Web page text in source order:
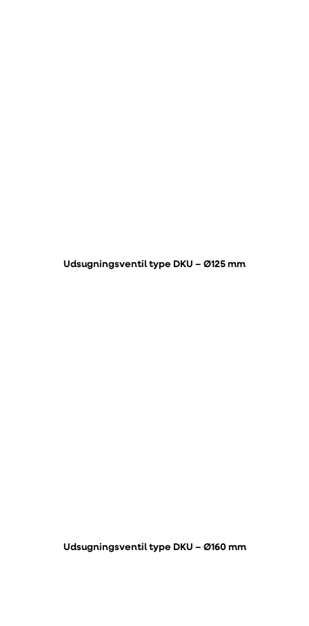
Udsugningsventil type DKU – Ø125 mm
Udsugningsventil type DKU – Ø160 mm